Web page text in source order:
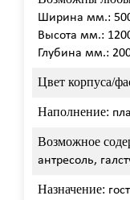
Ширина мм.:
Высота мм.:
Глубина мм.:
Цвет корпуса/
Наполнение:
Возможное
антресоль,
Назначение: